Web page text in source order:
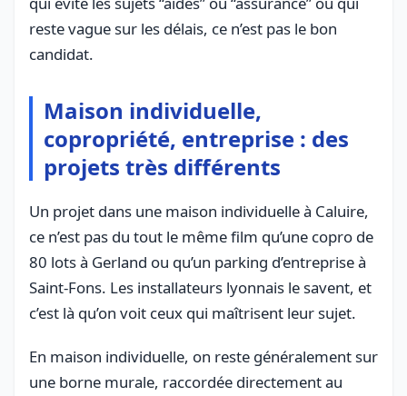
reste vague sur les délais, ce n’est pas le bon
candidat.
Maison individuelle,
copropriété, entreprise : des
projets très différents
Un projet dans une maison individuelle à Caluire,
ce n’est pas du tout le même film qu’une copro de
80 lots à Gerland ou qu’un parking d’entreprise à
Saint-Fons. Les installateurs lyonnais le savent, et
c’est là qu’on voit ceux qui maîtrisent leur sujet.
En maison individuelle, on reste généralement sur
une borne murale, raccordée directement au